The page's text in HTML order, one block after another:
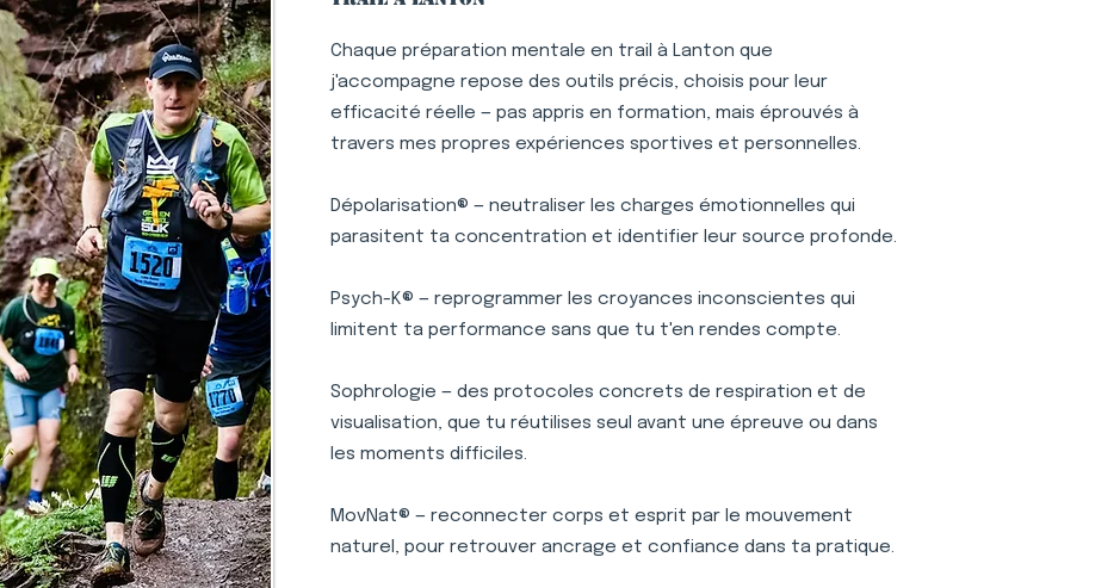
Chaque préparation mentale en trail à Lanton que
j'accompagne repose des outils précis, choisis pour leur
efficacité réelle — pas appris en formation, mais éprouvés à
travers mes propres expériences sportives et personnelles.
Dépolarisation® — neutraliser les charges émotionnelles qui
parasitent ta concentration et identifier leur source profonde.
Psych-K® — reprogrammer les croyances inconscientes qui
limitent ta performance sans que tu t'en rendes compte.
Sophrologie — des protocoles concrets de respiration et de
visualisation, que tu réutilises seul avant une épreuve ou dans
les moments difficiles.
MovNat® — reconnecter corps et esprit par le mouvement
naturel, pour retrouver ancrage et confiance dans ta pratique.